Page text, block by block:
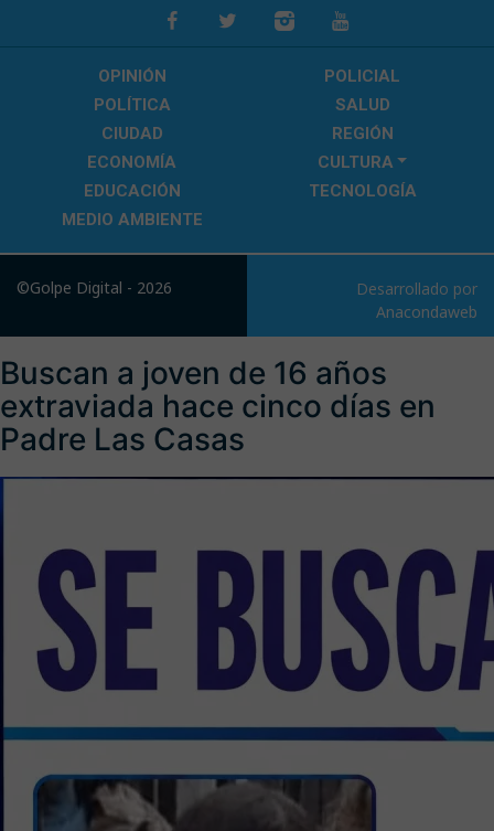
OPINIÓN
POLICIAL
POLÍTICA
SALUD
CIUDAD
REGIÓN
ECONOMÍA
CULTURA
EDUCACIÓN
TECNOLOGÍA
MEDIO AMBIENTE
©Golpe Digital - 2026
Desarrollado por
Anacondaweb
Buscan a joven de 16 años
extraviada hace cinco días en
Padre Las Casas